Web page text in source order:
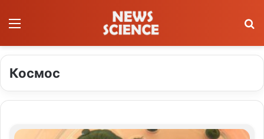
Меню
Космос